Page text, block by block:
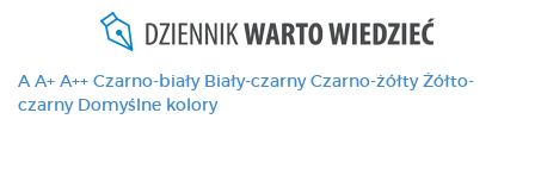
A A+ A++ Czarno-biały Biały-czarny Czarno-żółty Żółto-
czarny Domyślne kolory